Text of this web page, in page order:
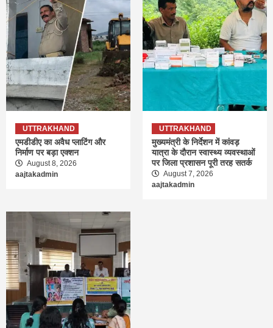
UTTRAKHAND
एमडीडीए का अवैध प्लाटिंग और
निर्माण पर बड़ा एक्शन
August 8, 2026
aajtakadmin
UTTRAKHAND
मुख्यमंत्री के निर्देशन में कांवड़
यात्रा के दौरान स्वास्थ्य व्यवस्थाओं
पर जिला प्रशासन पूरी तरह सतर्क
August 7, 2026
aajtakadmin